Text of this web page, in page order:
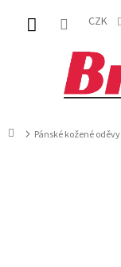
obsah
CZK
DomůPánské kožené oděvy